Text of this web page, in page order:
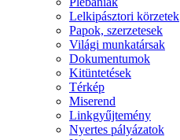
Lelkipásztori körzetek
Papok, szerzetesek
Világi munkatársak
Dokumentumok
Kitüntetések
Térkép
Miserend
Linkgyűjtemény
Nyertes pályázatok